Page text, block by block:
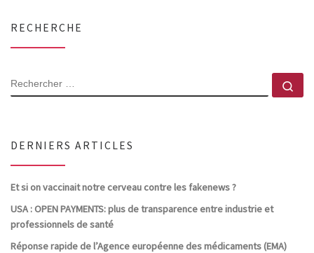
RECHERCHE
RECHERCHER
DERNIERS ARTICLES
Et si on vaccinait notre cerveau contre les fakenews ?
USA : OPEN PAYMENTS: plus de transparence entre industrie et
professionnels de santé
Réponse rapide de l’Agence européenne des médicaments (EMA)